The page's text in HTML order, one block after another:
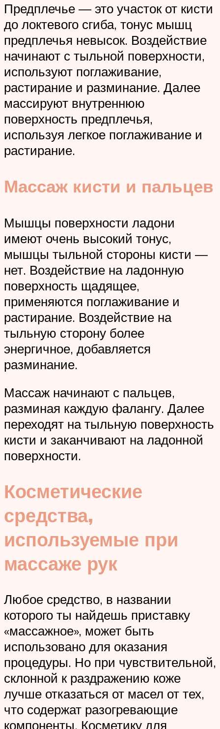
Предплечье — это участок от кисти
до локтевого сгиба, тонус мышц
предплечья невысок. Воздействие
начинают с тыльной поверхности,
используют поглаживание,
растирание и разминание. Далее
массируют внутреннюю
поверхность предплечья,
используя легкое поглаживание и
растирание.
Массаж кисти и пальцев
Мышцы поверхности ладони
имеют очень высокий тонус,
мышцы тыльной стороны кисти —
нет. Воздействие на ладонную
поверхность щадящее,
применяются поглаживание и
растирание. Воздействие на
тыльную сторону более
энергичное, добавляется
разминание.
Массаж начинают с пальцев,
разминая каждую фалангу. Далее
переходят на тыльную поверхность
кисти и заканчивают на ладонной
поверхности.
Косметические
средства,
используемые при
массаже рук
Любое средство, в названии
которого ты найдешь приставку
«массажное», может быть
использовано для оказания
процедуры. Но при чувствительной,
склонной к раздражению коже
лучше отказаться от масел от тех,
что содержат разогревающие
компоненты. Косметику для